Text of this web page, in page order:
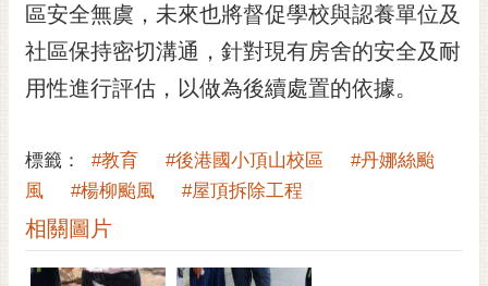
本
語
隱
及
安
全
政
策
區安全無虞，未來也將督促學校與認養單位及
社區保持密切溝通，針對現有房舍的安全及耐
用性進行評估，以做為後續處置的依據。
標籤： #教育 #後港國小頂山校區
#丹娜絲颱
風
#楊柳颱風 #屋頂拆除工程
相關圖片